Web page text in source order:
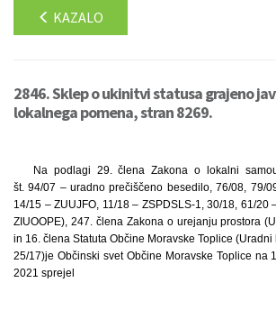
KAZALO
2846. Sklep o ukinitvi statusa grajeno
lokalnega pomena, stran 8269.
Na podlagi 29. člena Zakona o lokalni
št. 94/07 – uradno prečiščeno besedilo, 76/08, 79/
14/15 – ZUUJFO, 11/18 – ZSPDSLS-1, 30/18, 61/20
ZIUOOPE), 247. člena Zakona o urejanju prostora
in 16. člena Statuta Občine Moravske Toplice (Uradni
25/17)je Občinski svet Občine Moravske Toplice na
2021 sprejel